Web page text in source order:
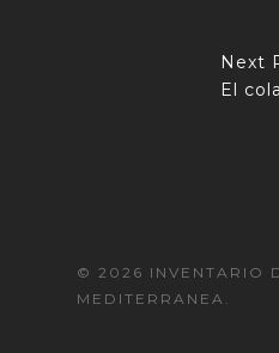
Next
El
© 2026 INVENTARIO
MEDITERRANEA.